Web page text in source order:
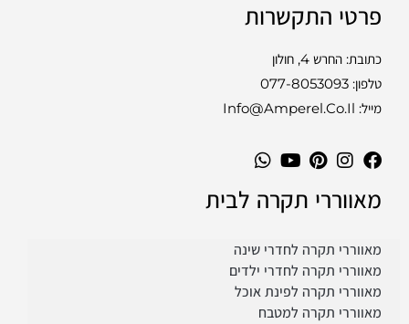
פרטי התקשרות
כתובת: החרש 4, חולון
טלפון: 077-8053093
מייל: Info@amperel.co.il
מאווררי תקרה לבית
מאווררי תקרה לחדרי שינה
מאווררי תקרה לחדרי ילדים
מאווררי תקרה לפינת אוכל
מאווררי תקרה למטבח